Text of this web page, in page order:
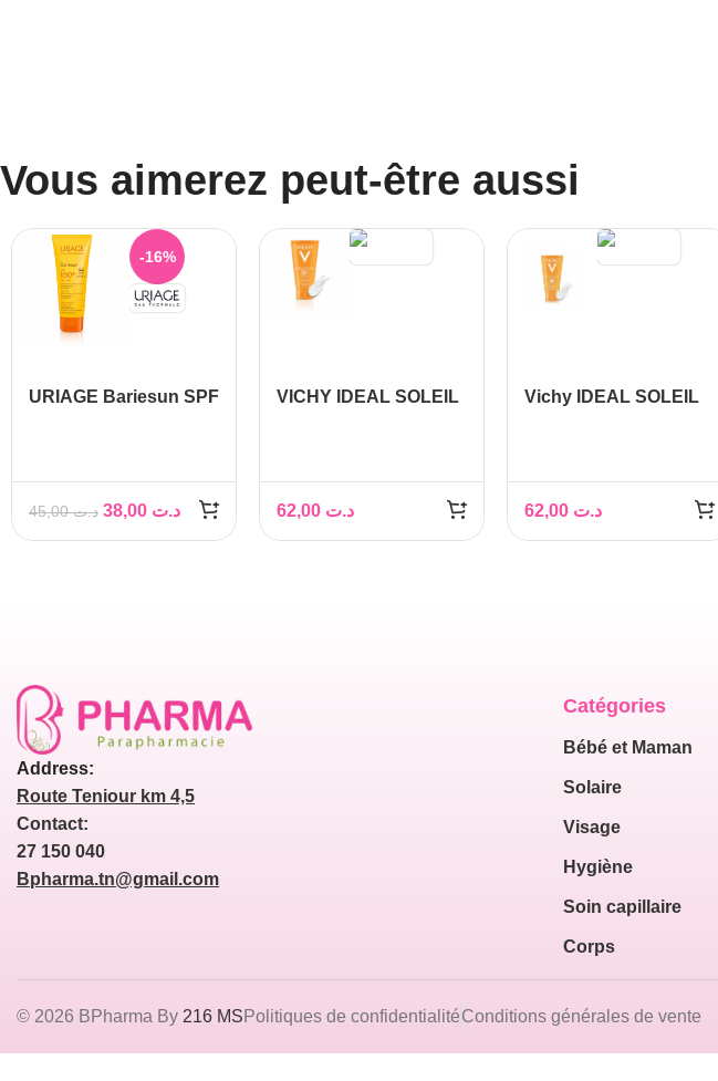
Vous aimerez peut-être aussi
-16%
URIAGE Bariesun SPF
د.ت45,00 د.ت
VICHY IDEAL SOLEIL
د.ت
Vichy IDEAL SOLEIL
د.ت
Address:
Route Teniour km 4,5
Contact:
27 150 040
Bpharma.tn@gmail.com
Catégories
Bébé et Maman
Solaire
Visage
Hygiène
Soin capillaire
Corps
© 2026 BPharma By 216 MSPolitiques de confidentialitéConditions générales de vente